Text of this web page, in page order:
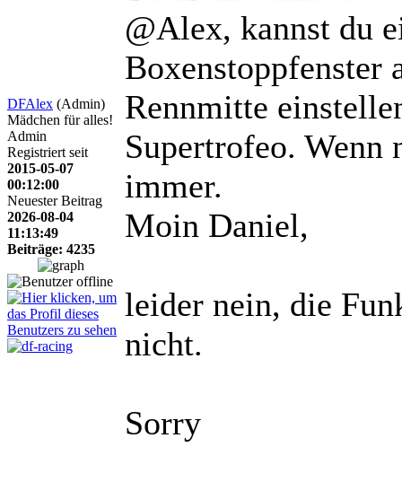
DFAlex (Admin)
Mädchen für alles!
Admin
Registriert seit
2015-05-07
00:12:00
Neuester Beitrag
2026-08-04
11:13:49
Beiträge: 4235
@Alex, kannst du
Boxenstoppfenster
Rennmitte
Supertrofeo. Wenn
immer.
Moin Daniel,
leider nein, die
nicht.
Sorry